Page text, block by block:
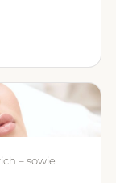
– sowie